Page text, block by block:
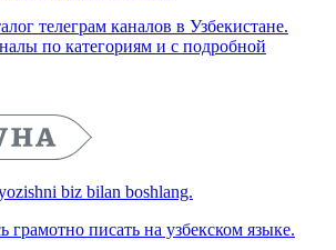
телеграм каналов в Узбекистане.
по категориям и с подробной
biz bilan boshlang.
грамотно писать на узбекском языке.